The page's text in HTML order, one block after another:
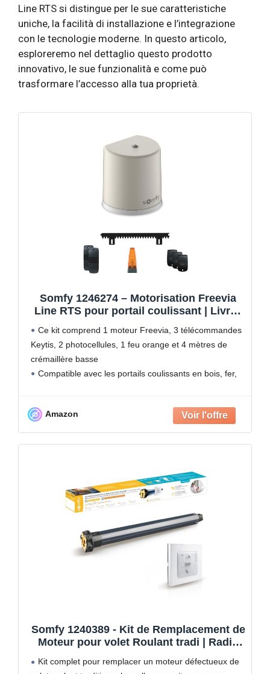
Line RTS si distingue per le sue caratteristiche
uniche, la facilità di installazione e l’integrazione
con le tecnologie moderne. In questo articolo,
esploreremo nel dettaglio questo prodotto
innovativo, le sue funzionalità e come può
trasformare l’accesso alla tua proprietà.
Somfy 1246274 – Motorisation Freevia
Line RTS pour portail coulissant | Livrée
orange, photocellules et 4m de
crémaillère | Fabriquée en France |
Compatible app TaHoma
Ce kit comprend 1 moteur Freevia, 3 télécommandes
Keytis, 2 photocellules, 1 feu orange et 4 mètres de
crémaillère basse
Compatible avec les portails coulissants en bois, fer,
Amazon
Somfy 1240389 - Kit de Remplacement de
Moteur pour volet Roulant tradi | Radio
Kit complet pour remplacer un moteur défectueux de